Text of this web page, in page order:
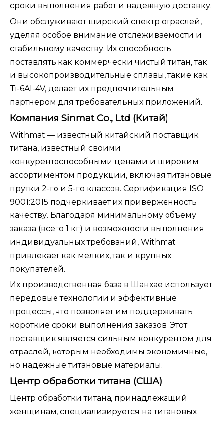
сроки выполнения работ и надежную доставку.
Они обслуживают широкий спектр отраслей,
уделяя особое внимание отслеживаемости и
стабильному качеству. Их способность
поставлять как коммерчески чистый титан, так
и высокопроизводительные сплавы, такие как
Ti-6Al-4V, делает их предпочтительным
партнером для требовательных приложений.
Компания Sinmat Co., Ltd (Китай)
Withmat — известный китайский поставщик
титана, известный своими
конкурентоспособными ценами и широким
ассортиментом продукции, включая титановые
прутки 2-го и 5-го классов. Сертификация ISO
9001:2015 подчеркивает их приверженность
качеству. Благодаря минимальному объему
заказа (всего 1 кг) и возможности выполнения
индивидуальных требований, Withmat
привлекает как мелких, так и крупных
покупателей.
Их производственная база в Шанхае использует
передовые технологии и эффективные
процессы, что позволяет им поддерживать
короткие сроки выполнения заказов. Этот
поставщик является сильным конкурентом для
отраслей, которым необходимы экономичные,
но надежные титановые материалы.
Центр обработки титана (США)
Центр обработки титана, принадлежащий
женщинам, специализируется на титановых